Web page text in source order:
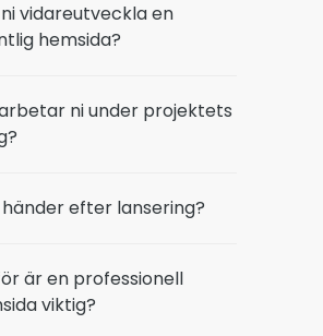
vidareutveckla en
hemsida?
ni under projektets
efter lansering?
är en professionell
viktig?